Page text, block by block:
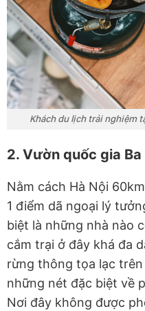
Khách du lịch trải nghiệm
2. Vườn quốc gia Ba
Nằm cách Hà Nội
1 điểm dã ngoại lý
biệt là những nhà nào
cắm trại ở đây khá đa
rừng thông tọa lạc
những nét đặc biệt về
Nơi đây không được